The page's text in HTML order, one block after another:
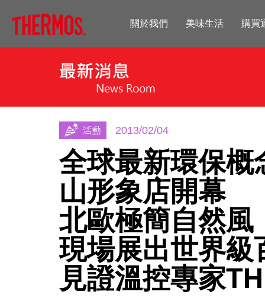
關於我們 美味生活 購買
2013/02/04
全球最新環保概
山形象店開幕
北歐極簡自然風
現場展出世界級
見證溫控專家